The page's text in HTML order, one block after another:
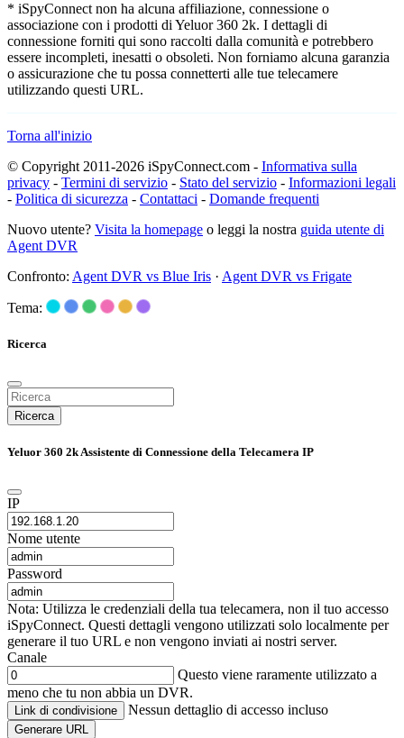
* iSpyConnect non ha alcuna affiliazione, connessione o
associazione con i prodotti di Yeluor 360 2k. I dettagli di
connessione forniti qui sono raccolti dalla comunità e potrebbero
essere incompleti, inesatti o obsoleti. Non forniamo alcuna garanzia
o assicurazione che tu possa connetterti alle tue telecamere
utilizzando questi URL.
Torna all'inizio
© Copyright 2011-2026 iSpyConnect.com - Informativa sulla
privacy - Termini di servizio - Stato del servizio - Informazioni legali
- Politica di sicurezza - Contattaci - Domande frequenti
Nuovo utente? Visita la homepage o leggi la nostra guida utente di
Agent DVR
Confronto: Agent DVR vs Blue Iris · Agent DVR vs Frigate
Tema:
Ricerca
Ricerca
Yeluor 360 2k Assistente di Connessione della Telecamera IP
IP
Nome utente
Password
Nota: Utilizza le credenziali della tua telecamera, non il tuo accesso
iSpyConnect. Questi dettagli vengono utilizzati solo localmente per
generare il tuo URL e non vengono inviati ai nostri server.
Canale
Questo viene raramente utilizzato a
meno che tu non abbia un DVR.
Link di condivisione Nessun dettaglio di accesso incluso
Generare URL